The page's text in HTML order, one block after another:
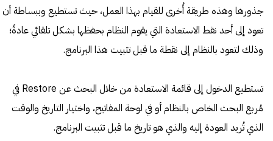
جذورها وهذه طريقة أُخرى للقيام بهذا العمل، حيث تستطيع وببساطة أن
تعود إلى أحد نقط الاستعادة التي يقوم النظام بحفظها بشكل تلقائي عادةً؛
وذلك لتعود بالنظام إلى نقطة ما قبل تثبيت هذا البرنامج.
تستطيع الدخول إلى قائمة الاستعادة من خلال البحث عن Restore في
مُربع البحث الخاص بالنظام أو في لوحة المفاتيح، واختيار التاريخ والوقت
الذي تُريد العودة إليه والذي هو تاريخ ما قبل تثبيت البرنامج.